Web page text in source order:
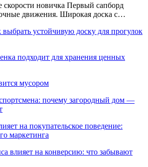
скорости новичка Первый сапборд
движения. Широкая доска с…
устойчивую доску для прогулок
подходит для хранения ценных
мусором
почему загородный дом —
на покупательское поведение:
маркетинга
влияет на конверсию: что забывают